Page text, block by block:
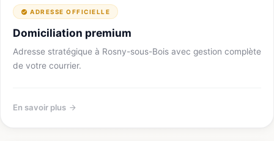
ADRESSE OFFICIELLE
Domiciliation premium
Adresse stratégique à Rosny-sous-Bois avec gestion complète
de votre courrier.
En savoir plus